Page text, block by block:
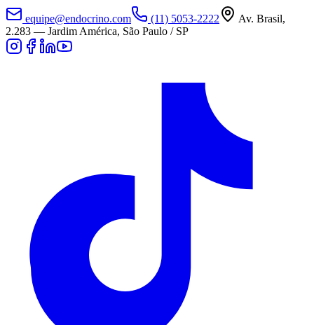
equipe@endocrino.com (11) 5053-2222
Av. Brasil,
2.283 — Jardim América, São Paulo / SP